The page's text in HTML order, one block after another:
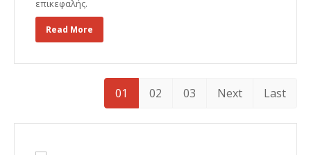
επικεφαλής.
Read More
01 02 03 Next Last